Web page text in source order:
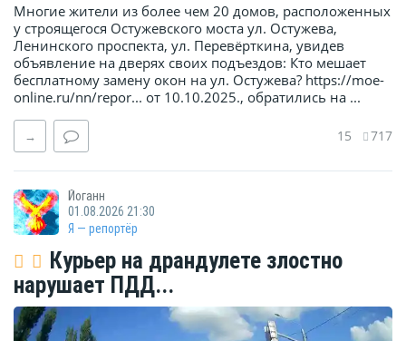
Многие жители из более чем 20 домов, расположенных
у строящегося Остужевского моста ул. Остужева,
Ленинского проспекта, ул. Перевёрткина, увидев
объявление на дверях своих подъездов: Кто мешает
бесплатному замену окон на ул. Остужева? https://moe-
online.ru/nn/repor... от 10.10.2025., обратились на ...
→ 15 717
Йоганн
01.08.2026 21:30
Я — репортёр
Курьер на драндулете злостно
нарушает ПДД...